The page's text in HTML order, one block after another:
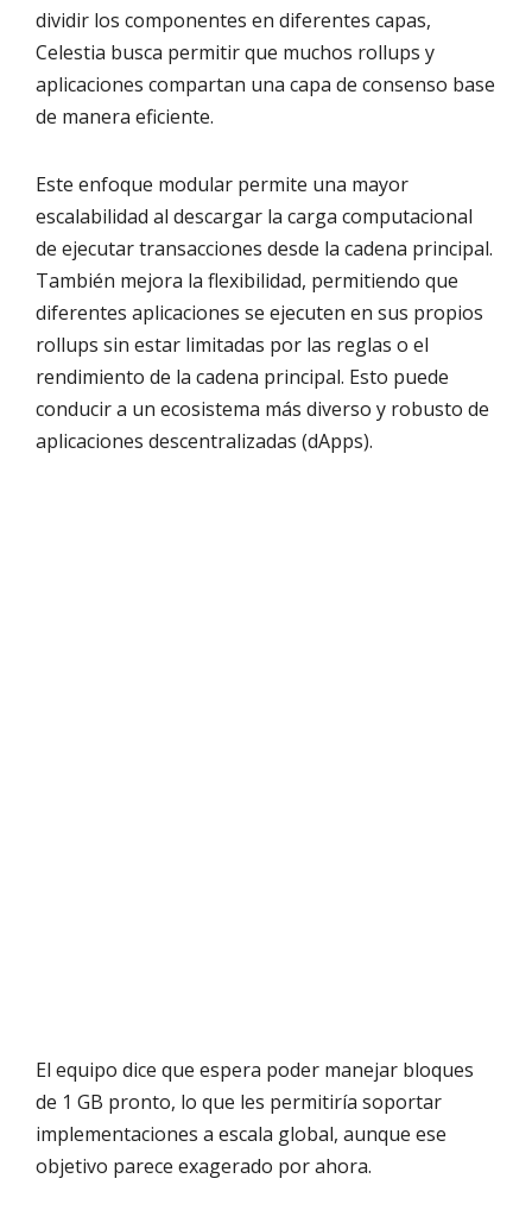
dividir los componentes en diferentes capas,
Celestia busca permitir que muchos rollups y
aplicaciones compartan una capa de consenso base
de manera eficiente.
Este enfoque modular permite una mayor
escalabilidad al descargar la carga computacional
de ejecutar transacciones desde la cadena principal.
También mejora la flexibilidad, permitiendo que
diferentes aplicaciones se ejecuten en sus propios
rollups sin estar limitadas por las reglas o el
rendimiento de la cadena principal. Esto puede
conducir a un ecosistema más diverso y robusto de
aplicaciones descentralizadas (dApps).
El equipo dice que espera poder manejar bloques
de 1 GB pronto, lo que les permitiría soportar
implementaciones a escala global, aunque ese
objetivo parece exagerado por ahora.